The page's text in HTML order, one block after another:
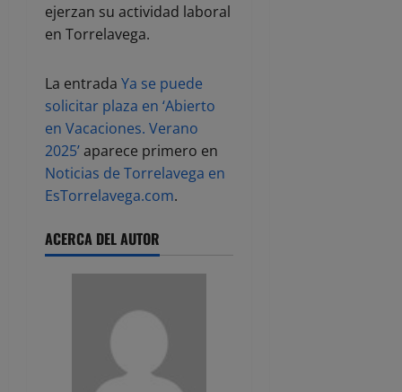
ejerzan su actividad laboral
en Torrelavega.
La entrada Ya se puede
solicitar plaza en ‘Abierto
en Vacaciones. Verano
2025’aparece primero en
Noticias de Torrelavega en
EsTorrelavega.com.
ACERCA DEL AUTOR